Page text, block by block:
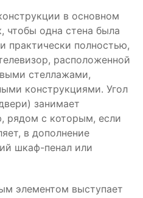
в основном
чтобы одна стена была
практически полностью,
расположенной
стеллажами,
конструкциями. Угол
занимает
рядом с которым, если
в дополнение
шкаф-пенал или
элементом выступает